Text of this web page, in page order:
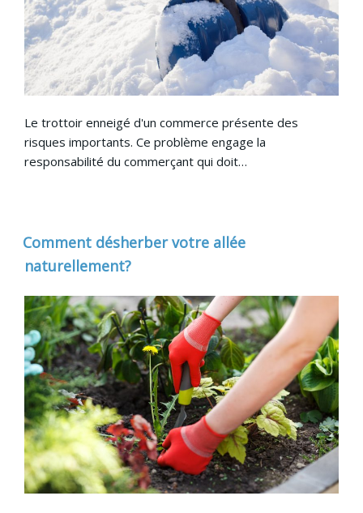
Le trottoir enneigé d'un commerce présente des
risques importants. Ce problème engage la
responsabilité du commerçant qui doit…
Comment désherber votre allée
naturellement?